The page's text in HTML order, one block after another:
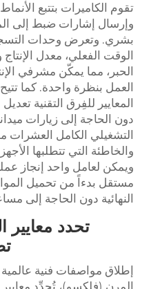
تقوم الكاميرات بتتبع
وإرسال إشارات ضبط إلى
بشري. وتعرض وحدات
الوقت الفعلي، معدل
الحبر، مما يمكّن مشرفي
العمل بنظرة واحدة. كما
المعايير للفِرق التقنية
دون الحاجة إلى زيارات
التشغيلي الكامل العشرات
والخاطئة التي تتطلبها
ويمكن لعامل واحد إنجاز
مستقل بدءاً من تحميل المواد
النهائية دون الحاجة إلى
تحدد معايير
إطلاق مواصفات فنية